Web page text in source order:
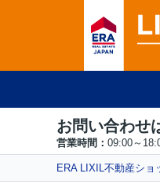
お問い合わせ
営業時間： 09:00～
ERA LIXIL不動産シ